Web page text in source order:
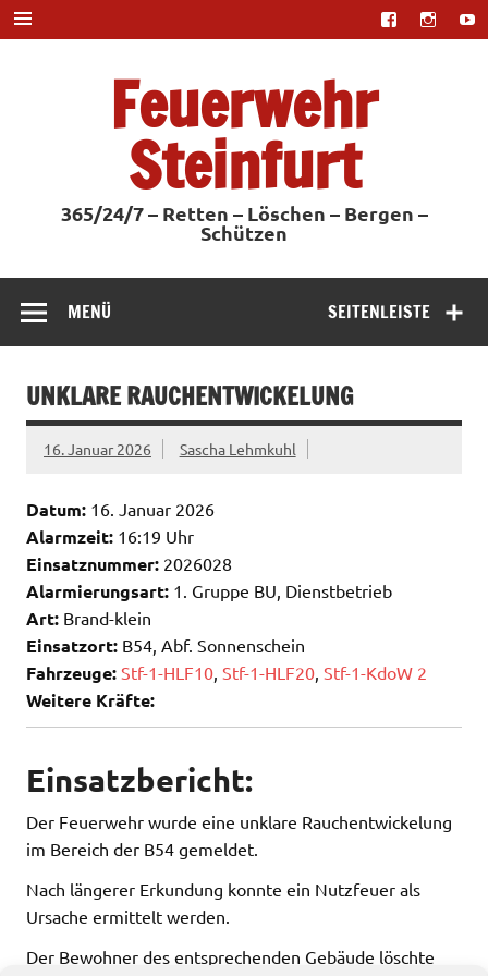
Zum
Inhalt
springen
Feuerwehr
Steinfurt
365/24/7 – Retten – Löschen – Bergen –
Schützen
SEITENLEISTE
MENÜ
UNKLARE RAUCHENTWICKELUNG
16. Januar 2026 Sascha Lehmkuhl
Datum: 16. Januar 2026
Alarmzeit: 16:19 Uhr
Einsatznummer: 2026028
Alarmierungsart: 1. Gruppe BU, Dienstbetrieb
Art: Brand-klein
Einsatzort: B54, Abf. Sonnenschein
Fahrzeuge: Stf-1-HLF10 Stf-1-HLF20 Stf-1-KdoW 2
Weitere Kräfte:
Einsatzbericht:
Der Feuerwehr wurde eine unklare Rauchentwickelung
im Bereich der B54 gemeldet.
Nach längerer Erkundung konnte ein Nutzfeuer als
Ursache ermittelt werden.
Der Bewohner des entsprechenden Gebäude löschte